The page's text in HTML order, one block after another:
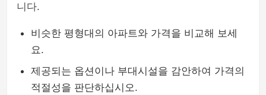
니다.
비슷한 평형대의 아파트와 가격을 비교해 보세
요.
제공되는 옵션이나 부대시설을 감안하여 가격의
적절성을 판단하십시오.